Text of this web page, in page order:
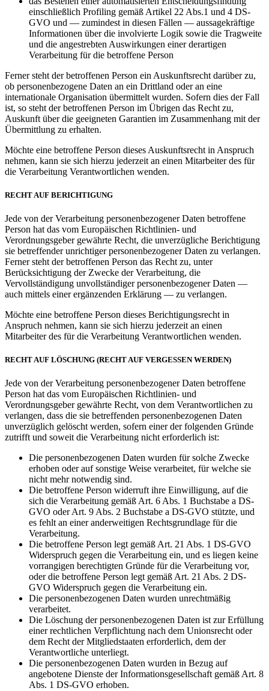
einschließlich Profiling gemäß Artikel 22 Abs.1 und 4 DS-
GVO und — zumindest in diesen Fällen — aussagekräftige
Informationen über die involvierte Logik sowie die Tragweite
und die angestrebten Auswirkungen einer derartigen
Verarbeitung für die betroffene Person
Ferner steht der betroffenen Person ein Auskunftsrecht darüber zu,
ob personenbezogene Daten an ein Drittland oder an eine
internationale Organisation übermittelt wurden. Sofern dies der Fall
ist, so steht der betroffenen Person im Übrigen das Recht zu,
Auskunft über die geeigneten Garantien im Zusammenhang mit der
Übermittlung zu erhalten.
Möchte eine betroffene Person dieses Auskunftsrecht in Anspruch
nehmen, kann sie sich hierzu jederzeit an einen Mitarbeiter des für
die Verarbeitung Verantwortlichen wenden.
RECHT AUF BERICHTIGUNG
Jede von der Verarbeitung personenbezogener Daten betroffene
Person hat das vom Europäischen Richtlinien- und
Verordnungsgeber gewährte Recht, die unverzügliche Berichtigung
sie betreffender unrichtiger personenbezogener Daten zu verlangen.
Ferner steht der betroffenen Person das Recht zu, unter
Berücksichtigung der Zwecke der Verarbeitung, die
Vervollständigung unvollständiger personenbezogener Daten —
auch mittels einer ergänzenden Erklärung — zu verlangen.
Möchte eine betroffene Person dieses Berichtigungsrecht in
Anspruch nehmen, kann sie sich hierzu jederzeit an einen
Mitarbeiter des für die Verarbeitung Verantwortlichen wenden.
RECHT AUF LÖSCHUNG (RECHT AUF VERGESSEN WERDEN)
Jede von der Verarbeitung personenbezogener Daten betroffene
Person hat das vom Europäischen Richtlinien- und
Verordnungsgeber gewährte Recht, von dem Verantwortlichen zu
verlangen, dass die sie betreffenden personenbezogenen Daten
unverzüglich gelöscht werden, sofern einer der folgenden Gründe
zutrifft und soweit die Verarbeitung nicht erforderlich ist:
Die personenbezogenen Daten wurden für solche Zwecke
erhoben oder auf sonstige Weise verarbeitet, für welche sie
nicht mehr notwendig sind.
Die betroffene Person widerruft ihre Einwilligung, auf die
sich die Verarbeitung gemäß Art. 6 Abs. 1 Buchstabe a DS-
GVO oder Art. 9 Abs. 2 Buchstabe a DS-GVO stützte, und
es fehlt an einer anderweitigen Rechtsgrundlage für die
Verarbeitung.
Die betroffene Person legt gemäß Art. 21 Abs. 1 DS-GVO
Widerspruch gegen die Verarbeitung ein, und es liegen keine
vorrangigen berechtigten Gründe für die Verarbeitung vor,
oder die betroffene Person legt gemäß Art. 21 Abs. 2 DS-
GVO Widerspruch gegen die Verarbeitung ein.
Die personenbezogenen Daten wurden unrechtmäßig
verarbeitet.
Die Löschung der personenbezogenen Daten ist zur Erfüllung
einer rechtlichen Verpflichtung nach dem Unionsrecht oder
dem Recht der Mitgliedstaaten erforderlich, dem der
Verantwortliche unterliegt.
Die personenbezogenen Daten wurden in Bezug auf
angebotene Dienste der Informationsgesellschaft gemäß Art. 8
Abs. 1 DS-GVO erhoben.